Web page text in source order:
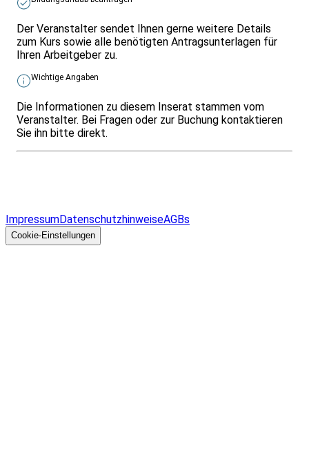
Der Veranstalter sendet Ihnen gerne weitere Details
zum Kurs sowie alle benötigten Antragsunterlagen für
Ihren Arbeitgeber zu.
Wichtige Angaben
Die Informationen zu diesem Inserat stammen vom
Veranstalter. Bei Fragen oder zur Buchung kontaktieren
Sie ihn bitte direkt.
ImpressumDatenschutzhinweiseAGBs
Cookie-Einstellungen